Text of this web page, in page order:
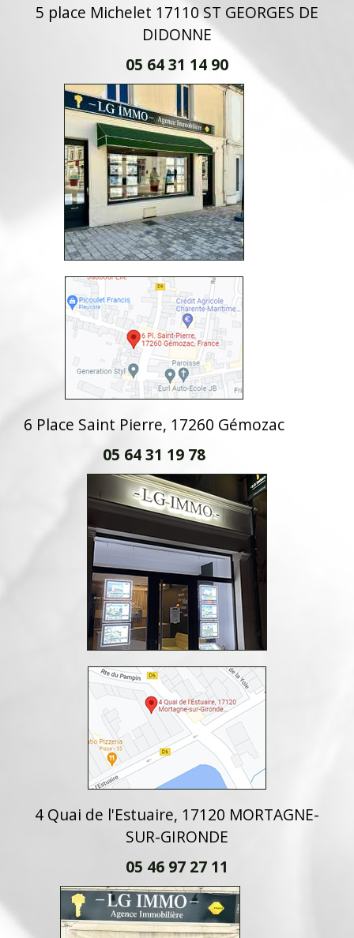
5 place Michelet 17110 ST GEORGES DE
DIDONNE
05 64 31 14 90
6 Place Saint Pierre, 17260 Gémozac
05 64 31 19 78
4 Quai de l'Estuaire, 17120 MORTAGNE-
SUR-GIRONDE
05 46 97 27 11